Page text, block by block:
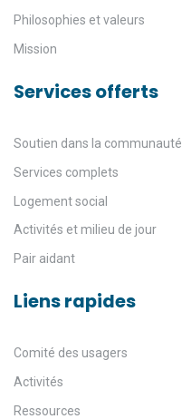
Philosophies et valeurs
Mission
Services offerts
Soutien dans la communauté
Services complets
Logement social
Activités et milieu de jour
Pair aidant
Liens rapides
Comité des usagers
Activités
Ressources